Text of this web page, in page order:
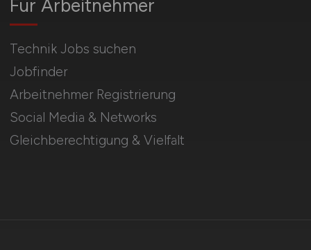
Für Arbeitnehmer
Technik Jobs suchen
Jobfinder
Arbeitnehmer Registrierung
Social Media & Networks
Gleichberechtigung & Vielfalt